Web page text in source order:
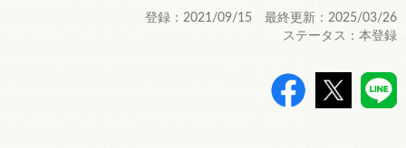
登録：2021/09/15 最終更新：2025/03/26
ステータス：本登録